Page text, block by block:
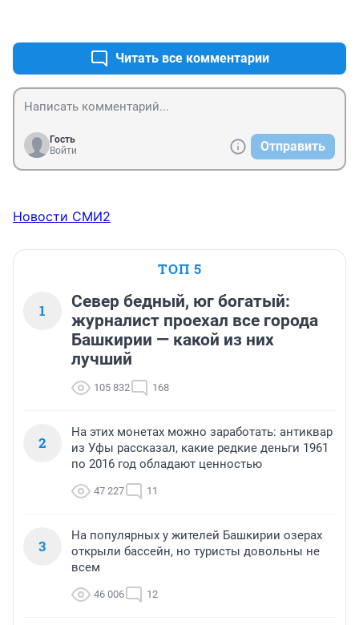
Читать все комментарии
Гость
Войти
Отправить
Новости СМИ2
ТОП 5
1
Север бедный, юг богатый:
журналист проехал все города
Башкирии — какой из них
лучший
105 832 168
2
На этих монетах можно заработать: антиквар
из Уфы рассказал, какие редкие деньги 1961
по 2016 год обладают ценностью
47 227 11
3
На популярных у жителей Башкирии озерах
открыли бассейн, но туристы довольны не
всем
46 006 12